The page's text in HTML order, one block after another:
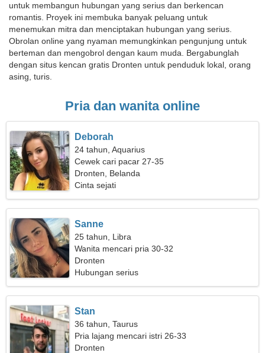
untuk membangun hubungan yang serius dan berkencan
romantis. Proyek ini membuka banyak peluang untuk
menemukan mitra dan menciptakan hubungan yang serius.
Obrolan online yang nyaman memungkinkan pengunjung untuk
berteman dan mengobrol dengan kaum muda. Bergabunglah
dengan situs kencan gratis Dronten untuk penduduk lokal, orang
asing, turis.
Pria dan wanita online
Deborah
24 tahun, Aquarius
Cewek cari pacar 27-35
Dronten, Belanda
Cinta sejati
Sanne
25 tahun, Libra
Wanita mencari pria 30-32
Dronten
Hubungan serius
Stan
36 tahun, Taurus
Pria lajang mencari istri 26-33
Dronten